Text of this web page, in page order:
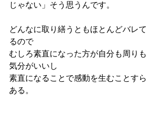
じゃない」そう思うんです。
どんなに取り繕うともほとんどバレて
るので
むしろ素直になった方が自分も周りも
気分がいいし
素直になることで感動を生むことすら
ある。